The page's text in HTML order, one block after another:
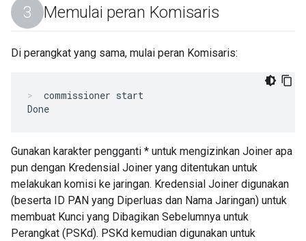
Memulai peran Komisaris
Di perangkat yang sama, mulai peran Komisaris:
commissioner start
Gunakan karakter pengganti * untuk mengizinkan Joiner apa
pun dengan Kredensial Joiner yang ditentukan untuk
melakukan komisi ke jaringan. Kredensial Joiner digunakan
(beserta ID PAN yang Diperluas dan Nama Jaringan) untuk
membuat Kunci yang Dibagikan Sebelumnya untuk
Perangkat (PSKd). PSKd kemudian digunakan untuk